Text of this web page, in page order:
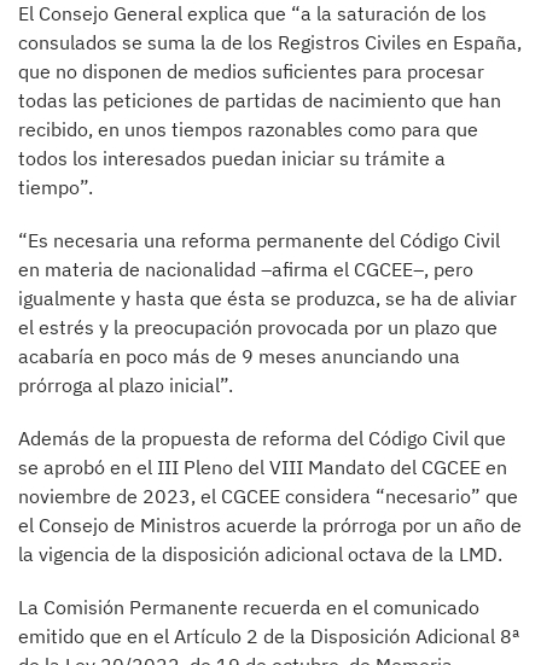
El Consejo General explica que “a la saturación de los
consulados se suma la de los Registros Civiles en España,
que no disponen de medios suficientes para procesar
todas las peticiones de partidas de nacimiento que han
recibido, en unos tiempos razonables como para que
todos los interesados puedan iniciar su trámite a
tiempo”.
“Es necesaria una reforma permanente del Código Civil
en materia de nacionalidad –afirma el CGCEE–, pero
igualmente y hasta que ésta se produzca, se ha de aliviar
el estrés y la preocupación provocada por un plazo que
acabaría en poco más de 9 meses anunciando una
prórroga al plazo inicial”.
Además de la propuesta de reforma del Código Civil que
se aprobó en el III Pleno del VIII Mandato del CGCEE en
noviembre de 2023, el CGCEE considera “necesario” que
el Consejo de Ministros acuerde la prórroga por un año de
la vigencia de la disposición adicional octava de la LMD.
La Comisión Permanente recuerda en el comunicado
emitido que en el Artículo 2 de la Disposición Adicional 8ª